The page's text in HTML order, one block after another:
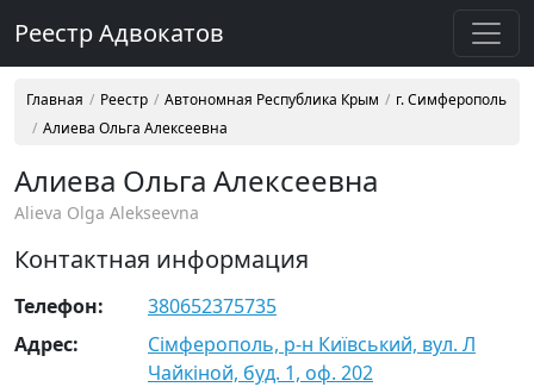
Реестр Адвокатов
Главная Реестр Автономная Республика Крым
г. Симферополь
Алиева Ольга Алексеевна
Алиева Ольга Алексеевна
Alieva Olga Alekseevna
Контактная информация
Телефон:
380652375735
Адрес:
Сімферополь, р-н Київський, вул. Л
Чайкіной, буд. 1, оф. 202